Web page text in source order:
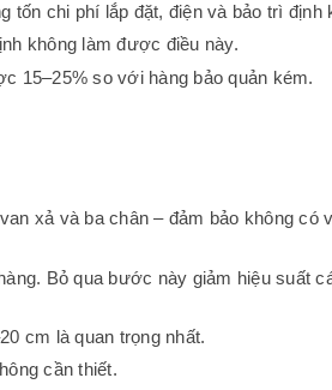
tốn chi phí lắp đặt, điện và bảo trì định
không làm được điều này.
15–25% so với hàng bảo quản kém.
xả và ba chân – đảm bảo không có
Bỏ qua bước này giảm hiệu suất
cm là quan trọng nhất.
cần thiết.